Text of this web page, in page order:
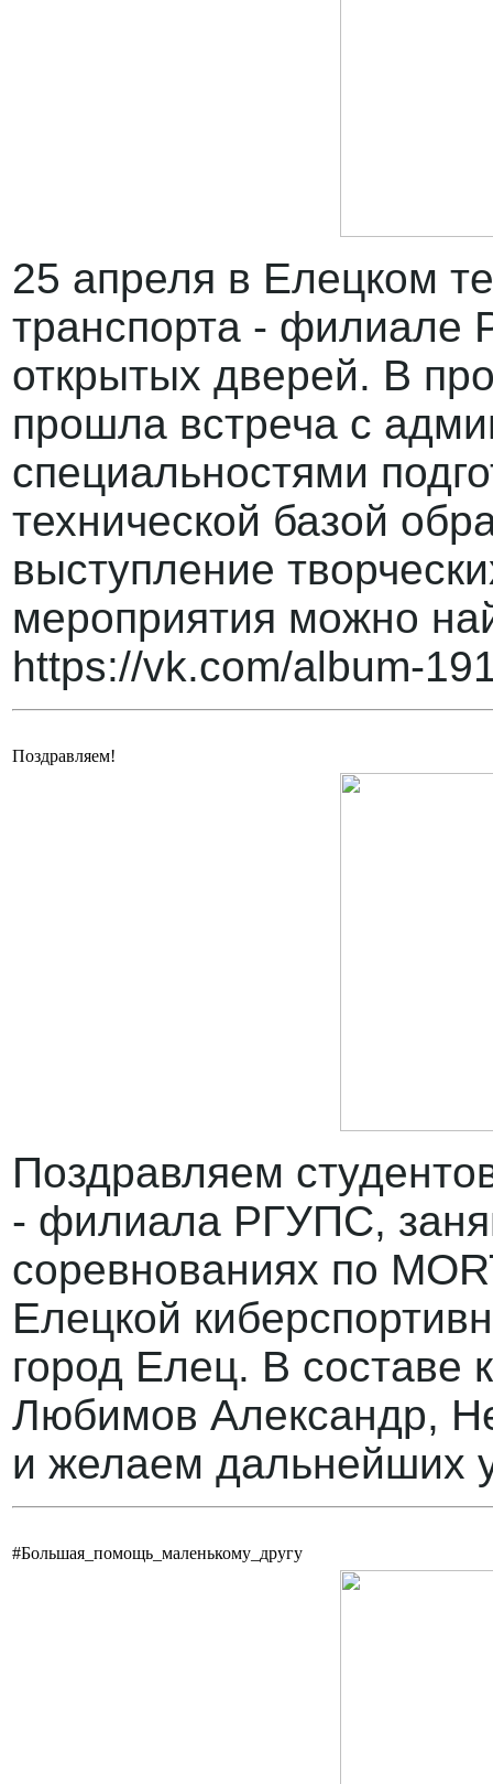
25 апреля в Елецком
транспорта - филиале
открытых дверей. В
прошла встреча с
специальностями
технической базой
выступление
мероприятия можно
https://vk.com/album-
Поздравляем!
Поздравляем
- филиала РГУПС,
соревнованиях по
Елецкой
город Елец. В составе
Любимов Александр,
и желаем дальнейших
#Большая_помощь_маленькому_другу